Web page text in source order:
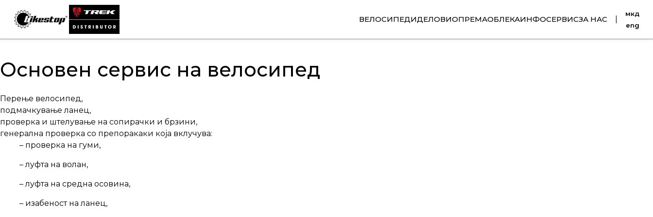
content
ВЕЛОСИПЕДИДЕЛОВИОПРЕМАОБЛЕКАИНФОСЕРВИСЗА НАС
мкд
eng
Основен сервис на велосипед
Перење велосипед,
подмачкување ланец,
проверка и штелување на сопирачки и брзини,
генерална проверка со препоракаки која вклучува:
– проверка на гуми,
– луфта на волан,
– луфта на средна осовина,
– изабеност на ланец,